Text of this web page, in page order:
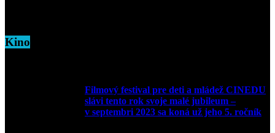
Kino
Filmový festival pre deti a mládež CINEDU
slávi tento rok svoje malé jubileum –
v septembri 2023 sa koná už jeho 5. ročník